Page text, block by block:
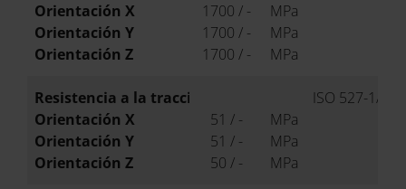
Orientación X
Orientación Y
Orientación Z
1700 / -
1700 / -
1700 / -
MPa
MPa
MPa
Resistencia a la tracción
Orientación X
Orientación Y
Orientación Z
51 / -
51 / -
50 / -
MPa
MPa
MPa
ISO 527-1/-2